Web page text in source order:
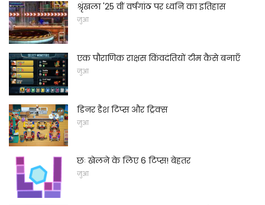
श्रृंखला '25 वीं वर्षगांठ पर ध्वनि का इतिहास
जुआ
एक पौराणिक राक्षस किंवदंतियों टीम कैसे बनाएँ
जुआ
डिनर डैश टिप्स और ट्रिक्स
जुआ
छः खेलने के लिए 6 टिप्स! बेहतर
जुआ